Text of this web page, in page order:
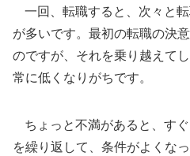
一回、転職すると、次々と
が多いです。最初の転職の決
のですが、それを乗り越えて
常に低くなりがちです。
ちょっと不満があると、す
を繰り返して、条件がよくな